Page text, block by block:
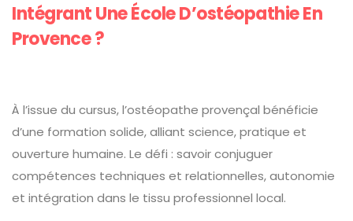
Intégrant Une École D’ostéopathie En
Provence ?
À l’issue du cursus, l’ostéopathe provençal bénéficie
d’une formation solide, alliant science, pratique et
ouverture humaine. Le défi : savoir conjuguer
compétences techniques et relationnelles, autonomie
et intégration dans le tissu professionnel local.